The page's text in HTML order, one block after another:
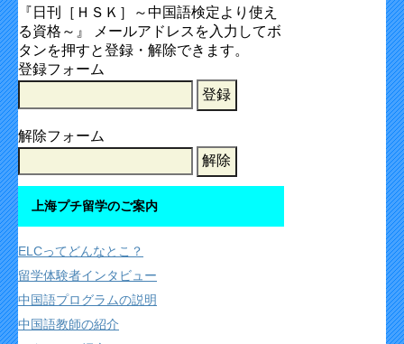
『日刊［ＨＳＫ］～中国語検定より使え
る資格～』 メールアドレスを入力してボ
タンを押すと登録・解除できます。
登録フォーム
解除フォーム
上海プチ留学のご案内
ELCってどんなとこ？
留学体験者インタビュー
中国語プログラムの説明
中国語教師の紹介